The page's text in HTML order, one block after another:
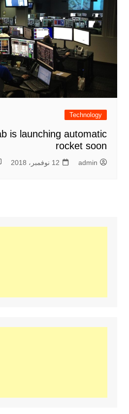
Technology
is launching automatic
rocket soon
admin 12 نوفمبر، 2018